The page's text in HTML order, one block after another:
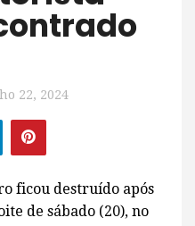
22, 2024
ficou destruído após
de sábado (20), no